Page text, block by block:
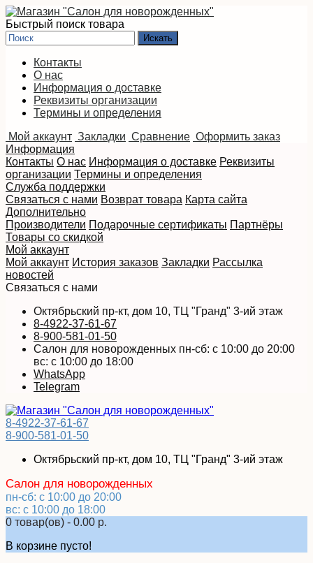
Быстрый поиск товара
Контакты
О нас
Информация о доставке
Реквизиты организации
Термины и определения
Мой аккаунт Закладки Сравнение Оформить заказ
Информация
Контакты О нас Информация о доставке Реквизиты
организации Термины и определения
Служба поддержки
Связаться с нами Возврат товара Карта сайта
Дополнительно
Производители Подарочные сертификаты Партнёры
Товары со скидкой
Мой аккаунт
Мой аккаунт История заказов Закладки Рассылка
новостей
Связаться с нами
Октябрьский пр-кт, дом 10, ТЦ "Гранд" 3-ий этаж
8-4922-37-61-67
8-900-581-01-50
Салон для новорожденных пн-сб: с 10:00 до 20:00
вс: с 10:00 до 18:00
WhatsApp
Telegram
8-4922-37-61-67
8-900-581-01-50
Октябрьский пр-кт, дом 10, ТЦ "Гранд" 3-ий этаж
Салон для новорожденных
пн-сб: с 10:00 до 20:00
вс: с 10:00 до 18:00
0 товар(ов) - 0.00 р.
В корзине пусто!